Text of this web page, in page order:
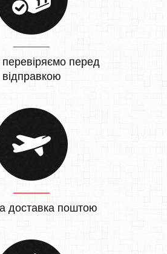
перед
відправкою
доставка поштою